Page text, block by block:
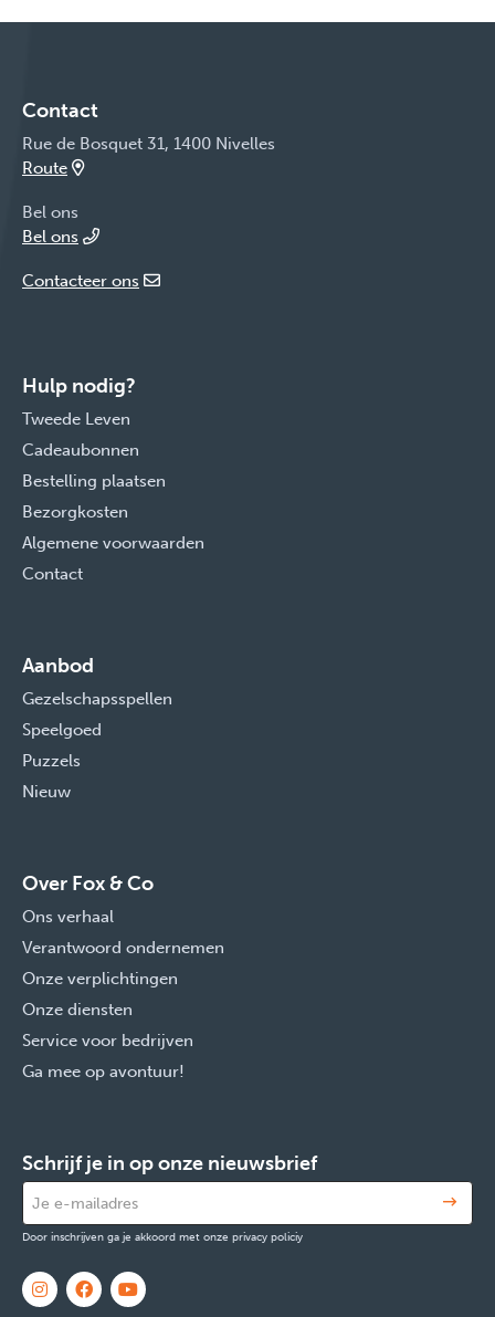
Contact
Rue de Bosquet 31, 1400 Nivelles
Route
Bel ons
Bel ons
Contacteer ons
Hulp nodig?
Tweede Leven
Cadeaubonnen
Bestelling plaatsen
Bezorgkosten
Algemene voorwaarden
Contact
Aanbod
Gezelschapsspellen
Speelgoed
Puzzels
Nieuw
Over Fox & Co
Ons verhaal
Verantwoord ondernemen
Onze verplichtingen
Onze diensten
Service voor bedrijven
Ga mee op avontuur!
Schrijf je in op onze nieuwsbrief
Door inschrijven ga je akkoord met onze privacy policiy